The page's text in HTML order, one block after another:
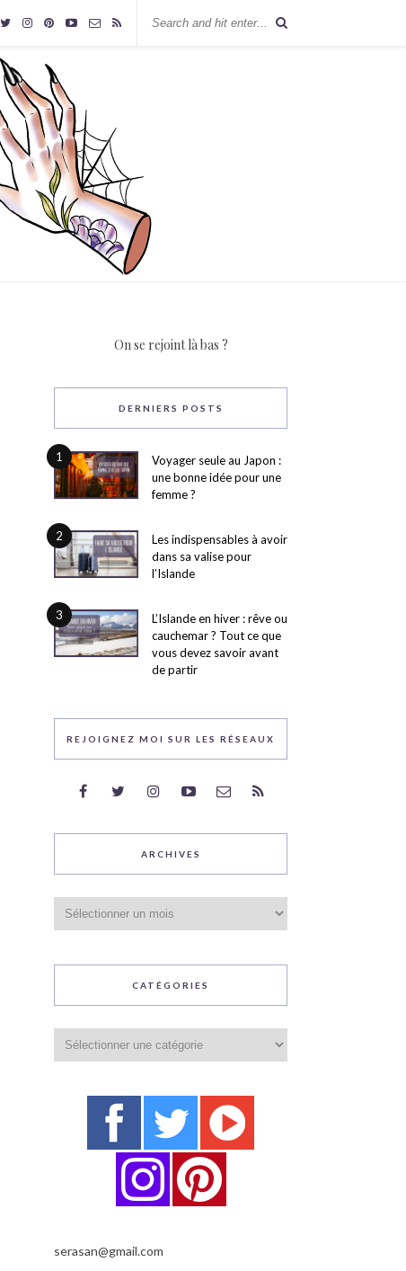
On se rejoint là bas ?
DERNIERS POSTS
1
Voyager seule au Japon :
une bonne idée pour une
femme ?
2
Les indispensables à avoir
dans sa valise pour
l’Islande
3
L’Islande en hiver : rêve ou
cauchemar ? Tout ce que
vous devez savoir avant
de partir
REJOIGNEZ MOI SUR LES RÉSEAUX
ARCHIVES
CATÉGORIES
serasan@gmail.com